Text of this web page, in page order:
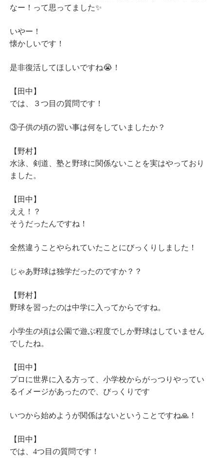
なー！って思ってました✨
いやー！
懐かしいです！
是非復活してほしいですね😭！
【田中】
では、３つ目の質問です！
③子供の頃の習い事は何をしていましたか？
【野村】
水泳、剣道、塾と野球に関係ないことを実はやっており
ました。
【田中】
ええ！？
そうだったんですね！
全然違うことやられていたことにびっくりしました！
じゃあ野球は独学だったのですか？？
【野村】
野球を習ったのは中学に入ってからですね。
小学生の頃は公園で遊ぶ程度でしか野球はしていません
でしたね。
【田中】
プロに世界に入る方って、小学校からがっつりやってい
るイメージがあったので、びっくりです
いつから始めようが関係はないということですね🙏！
【田中】
では、4つ目の質問です！